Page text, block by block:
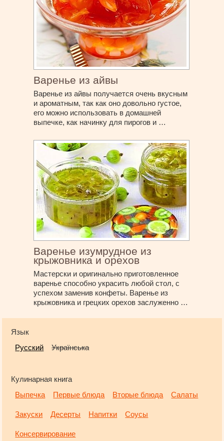
Варенье из айвы
Варенье из айвы получается очень вкусным
и ароматным, так как оно довольно густое,
его можно использовать в домашней
выпечке, как начинку для пирогов и …
Варенье изумрудное из
крыжовника и орехов
Мастерски и оригинально приготовленное
варенье способно украсить любой стол, с
успехом заменив конфеты. Варенье из
крыжовника и грецких орехов заслуженно …
Язык
Русский
Українська
Кулинарная книга
Выпечка
Первые блюда Вторые блюда Салаты
Закуски Десерты Напитки Соусы
Консервирование